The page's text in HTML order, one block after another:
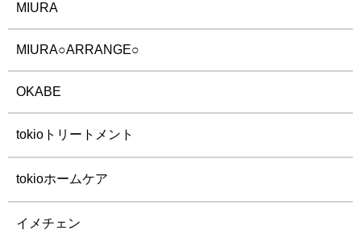
MIURA
MIURA○ARRANGE○
OKABE
tokioトリートメント
tokioホームケア
イメチェン